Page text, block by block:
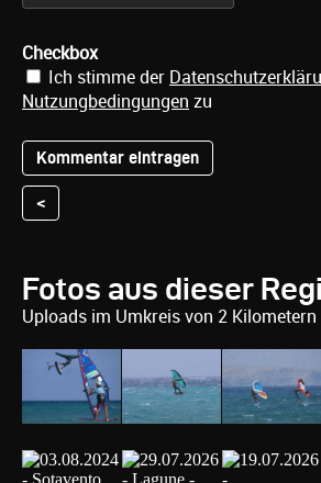
Checkbox
Ich stimme der
Nutzungbedingungen zu
<
Fotos aus dieser
Uploads im Umkreis von 2 Kilometern